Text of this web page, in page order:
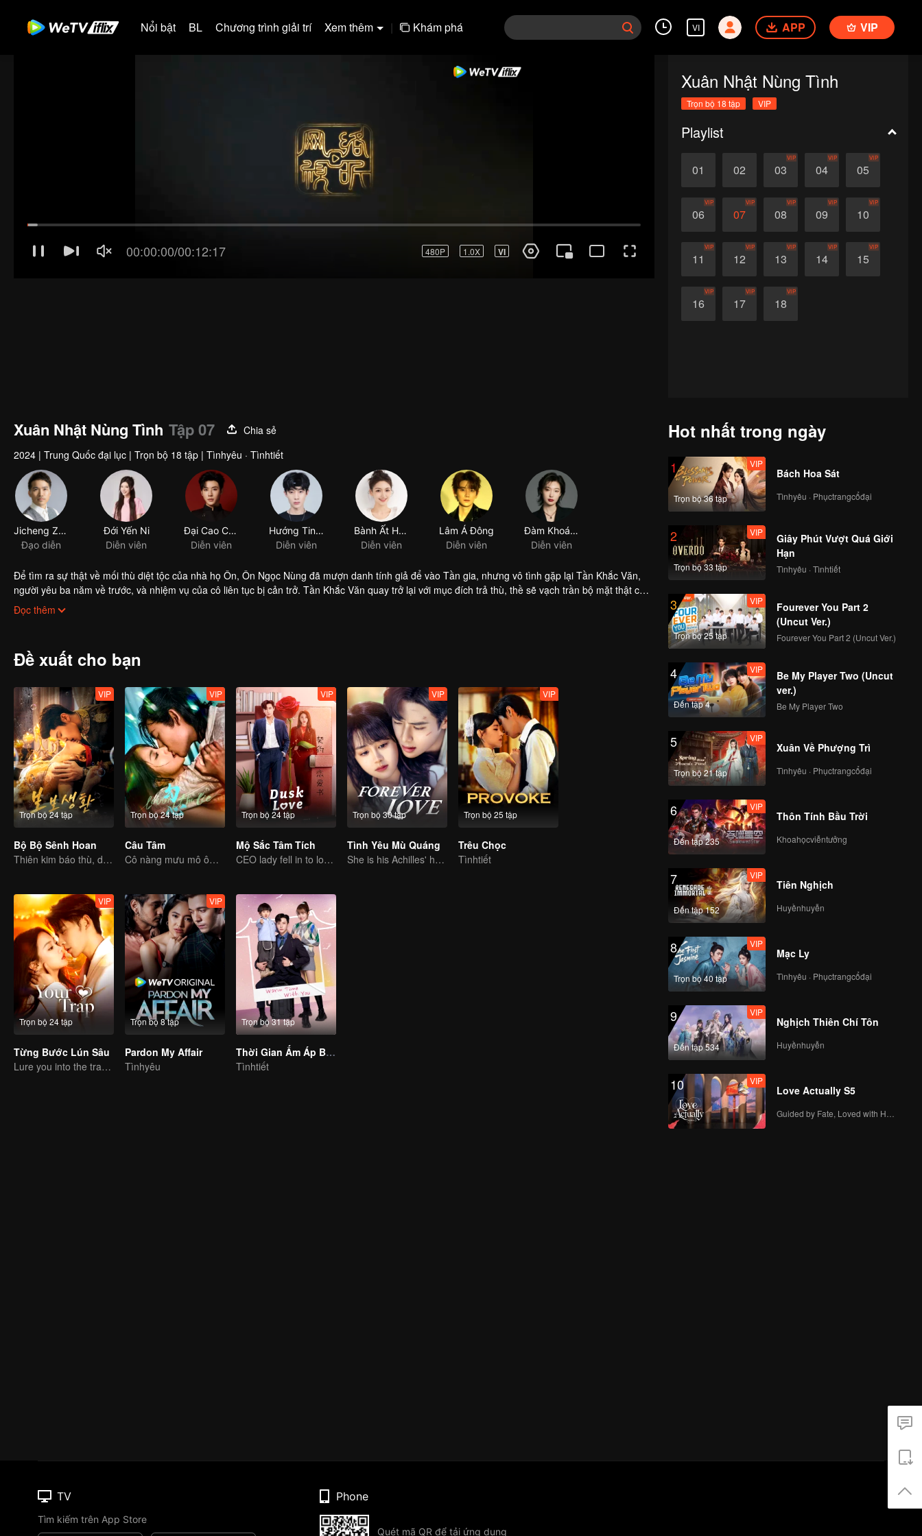
Nổi bật BL Chương trình giải trí Xem thêm | Khám phá VI APP VIP
Xuân Nhật Nùng Tình
Trọn bộ 18 tập VIP
Playlist
01 02 03
VIP
04
VIP
05
VIP
06
VIP
07
VIP
08
VIP
09
VIP
10
VIP
11
VIP
12
VIP
13
VIP
14
VIP
15
VIP
16
VIP
17
VIP
18
VIP
Xuân Nhật Nùng Tình Tập 07
Chia sẻ
2024 | Trung Quốc đại lục | Trọn bộ 18 tập | Tìnhyêu · Tìnhtiết
Jicheng Zou
Đạo diễn
Để tìm ra sự thật về mối thù diệt tộc của nhà họ Ôn, Ôn Ngọc Nùng đã mượn danh tính giả để vào Tần gia, nhưng vô tình gặp lại Tần Khắc Văn,
người yêu ba năm về trước, và nhiệm vụ của cô liên tục bị cản trở. Tần Khắc Văn quay trở lại với mục đích trả thù, thề sẽ vạch trần bộ mặt thật của
kẻ lừa dối tình cảm là Ôn Ngọc Nùng. Hai người ăn miếng trả miếng, nhưng quanh đi quẩn lại hết lần này đến lần khác, tình cảm của họ ngày càng
bền chặt.
Đọc thêm
Đề xuất cho bạn
Trọn bộ 24 tập
VIP
Bộ Bộ Sênh Hoan
Thiên kim báo thù, dùng hôn nhân làm mồi nhử, gả vào hào môn
Trọn bộ 24 tập
VIP
Câu Tâm
Cô nàng mưu mô ôm hận báo thù phải lòng chàng thiếu gia bất hảo
Trọn bộ 24 tập
VIP
Mộ Sắc Tâm Tích
CEO lady fell in to love contract
Trọn bộ 30 tập
VIP
Tình Yêu Mù Quáng
She is his Achilles' heel and his armor
Trọn bộ 25 tập
VIP
Trêu Chọc
Tìnhtiết
Trọn bộ 24 tập
VIP
Từng Bước Lún Sâu
Lure you into the trap with love as bait
Trọn bộ 8 tập
VIP
Pardon My Affair
Tìnhyêu
Trọn bộ 31 tập
Thời Gian Ấm Áp Bên Em
Tìnhtiết
Hot nhất trong ngày
1
Trọn bộ 36 tập
VIP
Bách Hoa Sát
Tìnhyêu · Phụctrangcổđại
2
Trọn bộ 33 tập
VIP
Giây Phút Vượt Quá Giới
Hạn
Tìnhyêu · Tìnhtiết
3
Trọn bộ 25 tập
VIP
Fourever You Part 2
(Uncut Ver.)
Fourever You Part 2 (Uncut Ver.)
4
Đến tập 4
VIP
Be My Player Two (Uncut
ver.)
Be My Player Two
5
Trọn bộ 21 tập
VIP
Xuân Về Phượng Trì
Tìnhyêu · Phụctrangcổđại
6
Đến tập 235
VIP
Thôn Tính Bầu Trời
Khoahọcviễntưởng
7
Đến tập 152
VIP
Tiên Nghịch
Huyềnhuyễn
8
Trọn bộ 40 tập
VIP
Mạc Ly
Tìnhyêu · Phụctrangcổđại
9
Đến tập 534
VIP
Nghịch Thiên Chí Tôn
Huyềnhuyễn
10 VIP
Love Actually S5
TV
Tìm kiếm trên App Store
Phone
Quét mã QR để tải ứng dụng